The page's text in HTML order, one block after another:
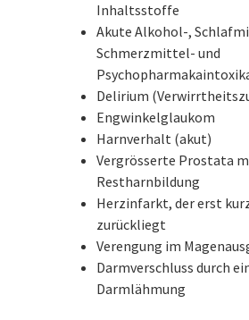
Inhaltsstoffe
Akute Alkohol-,
Schmerzmittel- und
Delirium
Engwinkelglaukom
Harnverhalt (akut)
Vergrösserte Prostata
Restharnbildung
Herzinfarkt, der erst
zurückliegt
Verengung im
Darmverschluss durch
Darmlähmung